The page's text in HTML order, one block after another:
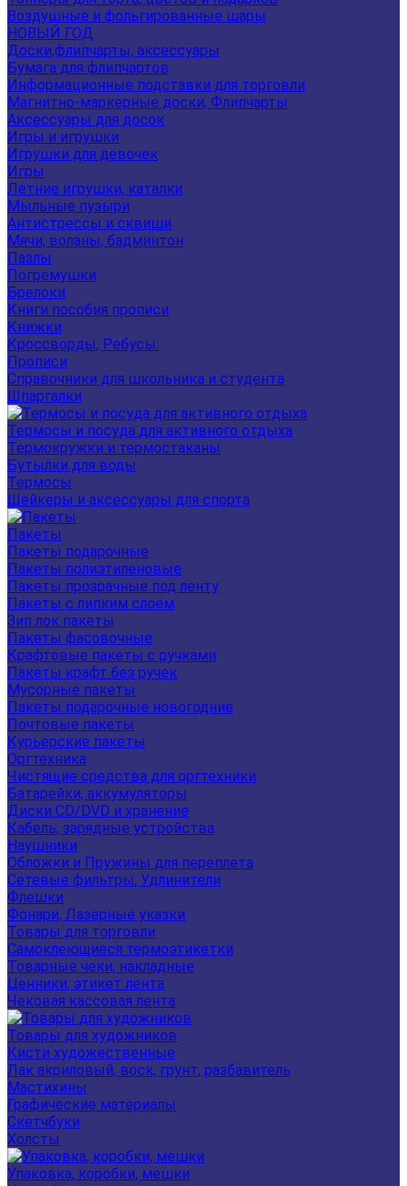
Воздушные и фольгированные шары
НОВЫЙ ГОД
Доски,флипчарты, аксессуары
Бумага для флипчартов
Информационные подставки для торговли
Магнитно-маркерные доски, Флипчарты
Аксессуары для досок
Игры и игрушки
Игрушки для девочек
Игры
Летние игрушки, каталки
Мыльные пузыри
Антистрессы и сквиши
Мячи, воланы, бадминтон
Пазлы
Погремушки
Брелоки
Книги пособия прописи
Книжки
Кроссворды, Ребусы.
Прописи
Справочники для школьника и студента
Шпаргалки
Термосы и посуда для активного отдыха
Термокружки и термостаканы
Бутылки для воды
Термосы
Шейкеры и аксессуары для спорта
Пакеты
Пакеты подарочные
Пакеты полиэтиленовые
Пакеты прозрачные под ленту
Пакеты с липким слоем
Зип лок пакеты
Пакеты фасовочные
Крафтовые пакеты с ручками
Пакеты крафт без ручек
Мусорные пакеты
Пакеты подарочные новогодние
Почтовые пакеты
Курьерские пакеты
Оргтехника
Чистящие средства для оргтехники
Батарейки, аккумуляторы
Диски CD/DVD и хранение
Кабель, зарядные устройства
Наушники
Обложки и Пружины для переплета
Сетевые фильтры, Удлинители
Флешки
Фонари, Лазерные указки
Товары для торговли
Самоклеющиеся термоэтикетки
Товарные чеки, накладные
Ценники, этикет лента
Чековая кассовая лента
Товары для художников
Кисти художественные
Лак акриловый, воск, грунт, разбавитель
Мастихины
Графические материалы
Скетчбуки
Холсты
Упаковка, коробки, мешки